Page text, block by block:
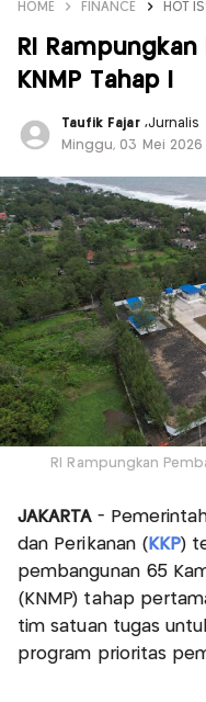
HOME FINANCE HOT
RI
KNMP Tahap I
Taufik Fajar ,Jurnalis
Minggu, 03 Mei 2026
RI Rampungkan
JAKARTA-
dan Perikanan ( KKP)
pembangunan 65
(KNMP) tahap
tim satuan tugas
program prioritas